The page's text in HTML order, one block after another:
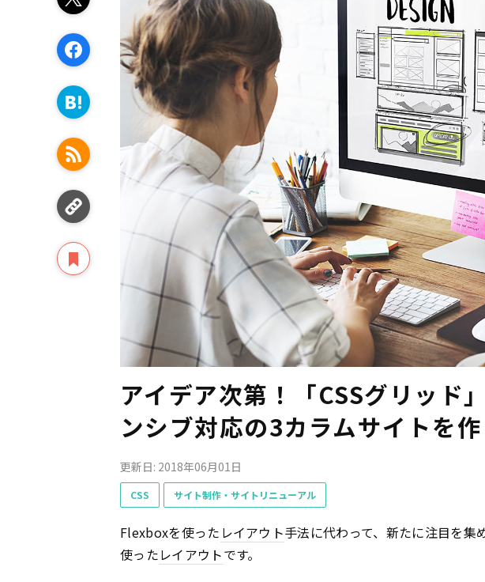
アイデア次第！「CSSグリッド
ンシブ対応の3カラムサイトを
更新日: 2018年06月01日
CSS サイト制作・サイトリニューアル
Flexboxを使った レイアウト手法に代わって、新たに注目を集
使ったレイアウトです。